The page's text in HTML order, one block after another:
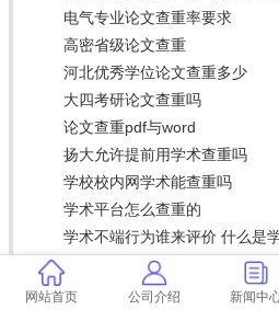
电气专业论文查重率要求
高密省级论文查重
河北优秀学位论文查重多少
大四考研论文查重吗
论文查重pdf与word
扬大允许提前用学术查重吗
学校校内网学术能查重吗
学术平台怎么查重的
学术不端行为谁来评价 什么是
学术查重带图片怎么查
查重论文题目英语翻译
网站首页 公司介绍 新闻中